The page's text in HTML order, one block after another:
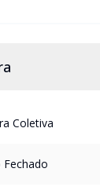
Coletiva